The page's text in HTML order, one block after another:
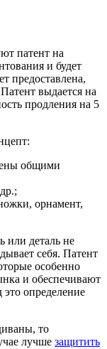
патент на
и будет
предоставлена,
выдается на
продления на 5
общими
орнамент,
или деталь не
себя. Патент
особенно
и обеспечивают
определение
то
лучше защитить